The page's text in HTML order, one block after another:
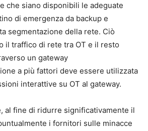
che siano disponibili le adeguate
di emergenza da backup e
segmentazione della rete. Ciò
il traffico di rete tra OT e il resto
un gateway
a più fattori deve essere utilizzata
interattive su OT al gateway.
al fine di ridurre significativamente il
i fornitori sulle minacce